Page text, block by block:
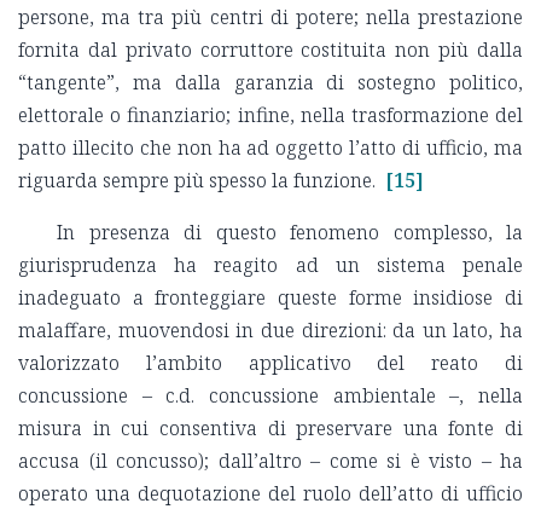
persone, ma tra più centri di potere; nella prestazione
fornita dal privato corruttore costituita non più dalla
“tangente”, ma dalla garanzia di sostegno politico,
elettorale o finanziario; infine, nella trasformazione del
patto illecito che non ha ad oggetto l’atto di ufficio, ma
riguarda sempre più spesso la funzione. [15]
In presenza di questo fenomeno complesso, la
giurisprudenza ha reagito ad un sistema penale
inadeguato a fronteggiare queste forme insidiose di
malaffare, muovendosi in due direzioni: da un lato, ha
valorizzato l’ambito applicativo del reato di
concussione – c.d. concussione ambientale –, nella
misura in cui consentiva di preservare una fonte di
accusa (il concusso); dall’altro – come si è visto – ha
operato una dequotazione del ruolo dell’atto di ufficio